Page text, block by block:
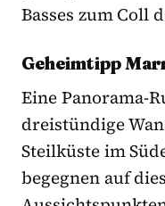
Basses zum Coll
Geheimtipp
Eine Panorama-
dreistündige
Steilküste im
begegnen auf